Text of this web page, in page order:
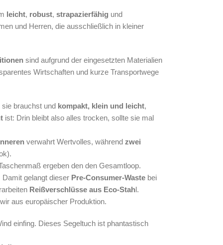
leicht, robust, strapazierfähig und
und Herren, die ausschließlich in kleiner
sind aufgrund der eingesetzten Materialien
Wirtschaften und kurze Transportwege
brauchst und kompakt, klein und leicht,
ist: Drin bleibt also alles trocken, sollte sie mal
verwahrt Wertvolles, während zwei
ergeben den den Gesamtloop.
gelangt dieser Pre-Consumer-Waste bei
Reißverschlüsse aus Eco-Stahl.
aus europäischer Produktion.
einfing. Dieses Segeltuch ist phantastisch